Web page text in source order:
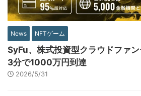
News NFTゲーム
SyFu、株式投資型クラウドファ
3分で1000万円到達
2026/5/31